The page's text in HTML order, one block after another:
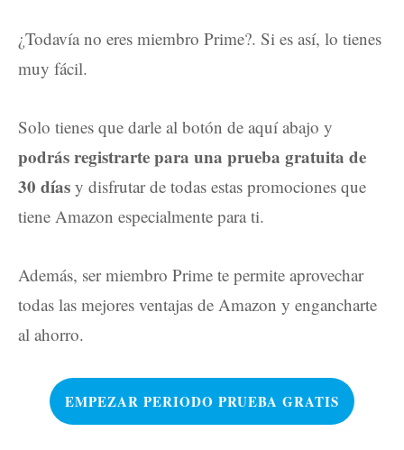
¿Todavía no eres miembro Prime?. Si es así, lo tienes
muy fácil.
Solo tienes que darle al botón de aquí abajo y
podrás registrarte para una prueba gratuita de
30 días y disfrutar de todas estas promociones que
tiene Amazon especialmente para ti.
Además, ser miembro Prime te permite aprovechar
todas las mejores ventajas de Amazon y engancharte
al ahorro.
EMPEZAR PERIODO PRUEBA GRATIS